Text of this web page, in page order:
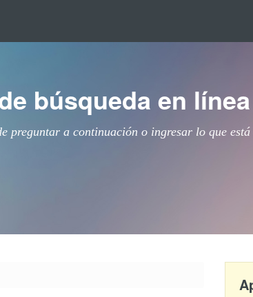
búsqueda en línea
preguntar a continuación o ingresar lo que está